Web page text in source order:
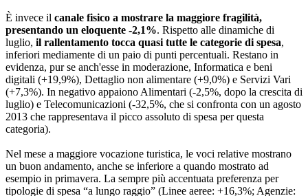
È invece il canale fisico a mostrare la maggiore fragilità,
presentando un eloquente -2,1%. Rispetto alle dinamiche di
luglio, il rallentamento tocca quasi tutte le categorie di spesa,
inferiori mediamente di un paio di punti percentuali. Restano in
evidenza, pur se anch'esse in moderazione, Informatica e beni
digitali (+19,9%), Dettaglio non alimentare (+9,0%) e Servizi Vari
(+7,3%). In negativo appaiono Alimentari (-2,5%, dopo la crescita di
luglio) e Telecomunicazioni (-32,5%, che si confronta con un agosto
2013 che rappresentava il picco assoluto di spesa per questa
categoria).
Nel mese a maggiore vocazione turistica, le voci relative mostrano
un buon andamento, anche se inferiore a quando mostrato ad
esempio in primavera. La sempre più accentuata preferenza per
tipologie di spesa “a lungo raggio” (Linee aeree: +16,3%; Agenzie: